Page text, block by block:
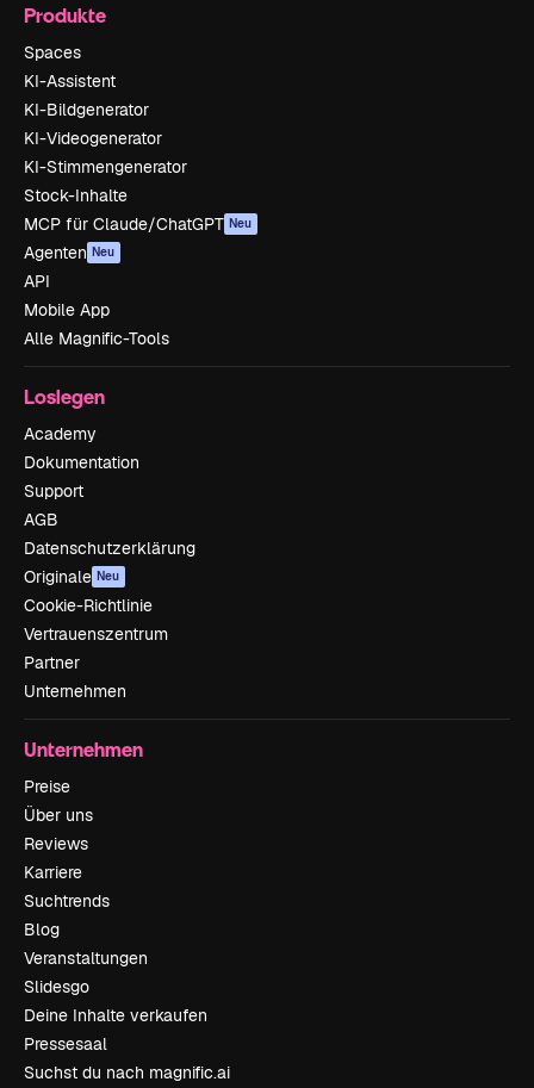
Produkte
Spaces
KI-Assistent
KI-Bildgenerator
KI-Videogenerator
KI-Stimmengenerator
Stock-Inhalte
MCP für Claude/ChatGPT Neu
Agenten Neu
API
Mobile App
Alle Magnific-Tools
Loslegen
Academy
Dokumentation
Support
AGB
Datenschutzerklärung
Originale Neu
Cookie-Richtlinie
Vertrauenszentrum
Partner
Unternehmen
Unternehmen
Preise
Über uns
Reviews
Karriere
Suchtrends
Blog
Veranstaltungen
Slidesgo
Deine Inhalte verkaufen
Pressesaal
Suchst du nach magnific.ai